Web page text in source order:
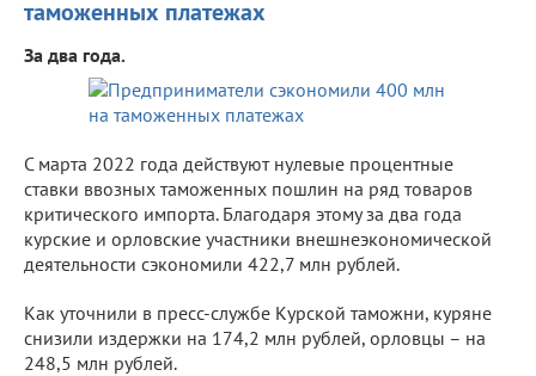
таможенных платежах
За два года.
С марта 2022 года действуют нулевые процентные
ставки ввозных таможенных пошлин на ряд товаров
критического импорта. Благодаря этому за два года
курские и орловские участники внешнеэкономической
деятельности сэкономили 422,7 млн рублей.
Как уточнили в пресс-службе Курской таможни, куряне
снизили издержки на 174,2 млн рублей, орловцы – на
248,5 млн рублей.